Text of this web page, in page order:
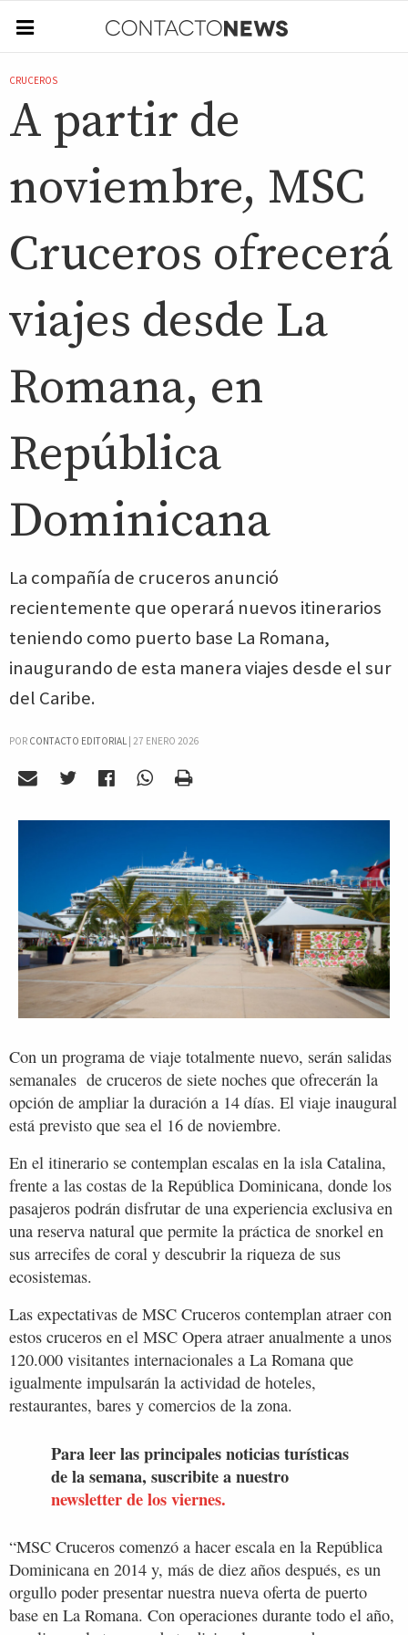
CRUCEROS
A partir de
noviembre, MSC
Cruceros ofrecerá
viajes desde La
Romana, en
República
Dominicana
La compañía de cruceros anunció
recientemente que operará nuevos itinerarios
teniendo como puerto base La Romana,
inaugurando de esta manera viajes desde el sur
del Caribe.
POR CONTACTO EDITORIAL| 27 ENERO 2026
Con un programa de viaje totalmente nuevo, serán salidas
semanales de cruceros de siete noches que ofrecerán la
opción de ampliar la duración a 14 días. El viaje inaugural
está previsto que sea el 16 de noviembre.
En el itinerario se contemplan escalas en la isla Catalina,
frente a las costas de la República Dominicana, donde los
pasajeros podrán disfrutar de una experiencia exclusiva en
una reserva natural que permite la práctica de snorkel en
sus arrecifes de coral y descubrir la riqueza de sus
ecosistemas.
Las expectativas de MSC Cruceros contemplan atraer con
estos cruceros en el MSC Opera atraer anualmente a unos
120.000 visitantes internacionales a La Romana que
igualmente impulsarán la actividad de hoteles,
restaurantes, bares y comercios de la zona.
Para leer las principales noticias turísticas
de la semana, suscribite a nuestro
newsletter de los viernes.
“MSC Cruceros comenzó a hacer escala en la República
Dominicana en 2014 y, más de diez años después, es un
orgullo poder presentar nuestra nueva oferta de puerto
base en La Romana. Con operaciones durante todo el año,